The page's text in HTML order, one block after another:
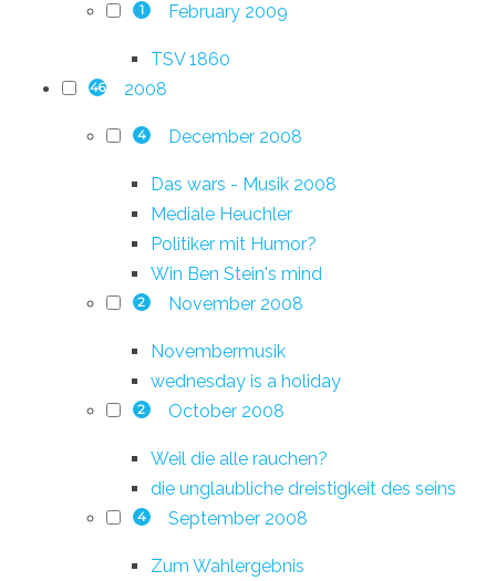
1 February 2009
TSV 1860
46 2008
4 December 2008
Das wars - Musik 2008
Mediale Heuchler
Politiker mit Humor?
Win Ben Stein's mind
2 November 2008
Novembermusik
wednesday is a holiday
2 October 2008
Weil die alle rauchen?
die unglaubliche dreistigkeit des seins
4 September 2008
Zum Wahlergebnis